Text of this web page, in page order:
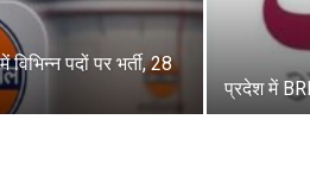
पदों पर भर्ती, 28
प्रदेश में